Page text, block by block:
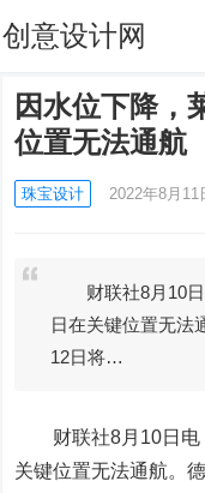
创意设计网
因水位下降，
位置无法通航
珠宝设计 2022年8月11
财联社8月10日
日在关键位置无法
12日将…
财联社8月10日电
关键位置无法通航。